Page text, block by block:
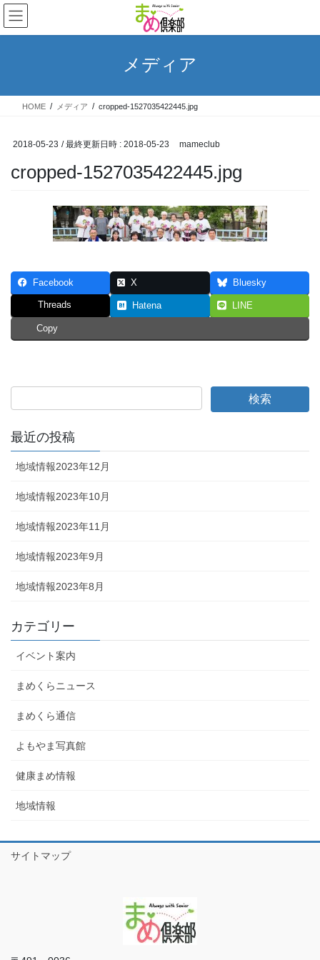
コ
ン
テ
ス
ナ
ビ
ゲ
ン
メディア
HOME メディア cropped-1527035422445.jpg
2018-05-23 / 最終更新日時 : 2018-05-23 mameclub
cropped-1527035422445.jpg
Facebook X Bluesky
Threads Hatena LINE
Copy
最近の投稿
地域情報2023年12月
地域情報2023年10月
地域情報2023年11月
地域情報2023年9月
地域情報2023年8月
カテゴリー
イベント案内
まめくらニュース
まめくら通信
よもやま写真館
健康まめ情報
地域情報
サイトマップ